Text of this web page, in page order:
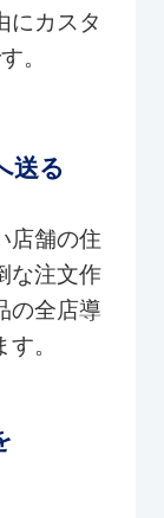
にカスタ
。
送る
店舗の住
な注文作
の全店導
。